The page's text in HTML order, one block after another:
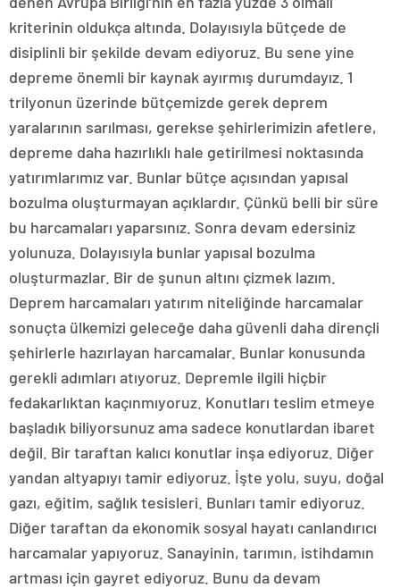
kriterinin oldukça altında. Dolayısıyla bütçede de
disiplinli bir şekilde devam ediyoruz. Bu sene yine
depreme önemli bir kaynak ayırmış durumdayız. 1
trilyonun üzerinde bütçemizde gerek deprem
yaralarının sarılması, gerekse şehirlerimizin afetlere,
depreme daha hazırlıklı hale getirilmesi noktasında
yatırımlarımız var. Bunlar bütçe açısından yapısal
bozulma oluşturmayan açıklardır. Çünkü belli bir süre
bu harcamaları yaparsınız. Sonra devam edersiniz
yolunuza. Dolayısıyla bunlar yapısal bozulma
oluşturmazlar. Bir de şunun altını çizmek lazım.
Deprem harcamaları yatırım niteliğinde harcamalar
sonuçta ülkemizi geleceğe daha güvenli daha dirençli
şehirlerle hazırlayan harcamalar. Bunlar konusunda
gerekli adımları atıyoruz. Depremle ilgili hiçbir
fedakarlıktan kaçınmıyoruz. Konutları teslim etmeye
başladık biliyorsunuz ama sadece konutlardan ibaret
değil. Bir taraftan kalıcı konutlar inşa ediyoruz. Diğer
yandan altyapıyı tamir ediyoruz. İşte yolu, suyu, doğal
gazı, eğitim, sağlık tesisleri. Bunları tamir ediyoruz.
Diğer taraftan da ekonomik sosyal hayatı canlandırıcı
harcamalar yapıyoruz. Sanayinin, tarımın, istihdamın
artması için gayret ediyoruz. Bunu da devam